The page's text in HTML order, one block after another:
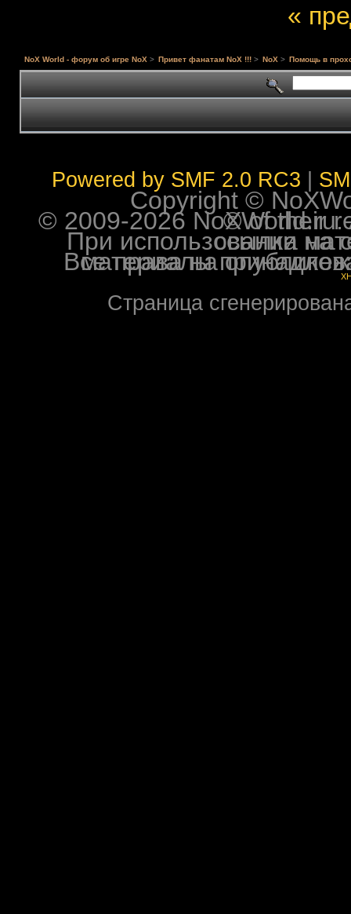
«
NoX World - форум об игре NoX > Привет фанатам NoX !!! > NoX > Помощь в
Powered by SMF 2.0 RC3
Copyright ©
© 2009-2026 NoXWorld.ru. All
При использовании
Все права на опубликованные на форуме
Страница